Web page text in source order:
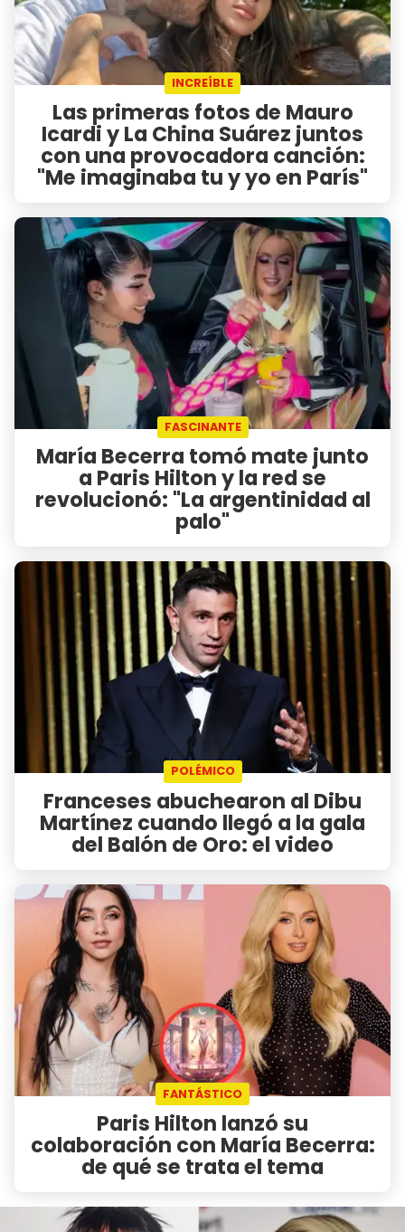
INCREÍBLE
Las primeras fotos de Mauro
Icardi y La China Suárez juntos
con una provocadora canción:
"Me imaginaba tu y yo en París"
FASCINANTE
María Becerra tomó mate junto
a Paris Hilton y la red se
revolucionó: "La argentinidad al
palo"
POLÉMICO
Franceses abuchearon al Dibu
Martínez cuando llegó a la gala
del Balón de Oro: el video
FANTÁSTICO
Paris Hilton lanzó su
colaboración con María Becerra:
de qué se trata el tema